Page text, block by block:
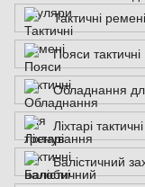
Тактичні ремені
Пояси тактичні
Обладнання
Ліхтарі
Балістичний